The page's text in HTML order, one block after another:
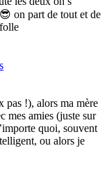
on part de tout et de
pas !), alors ma mère
mes amies (juste sur
quoi, souvent
ou alors je